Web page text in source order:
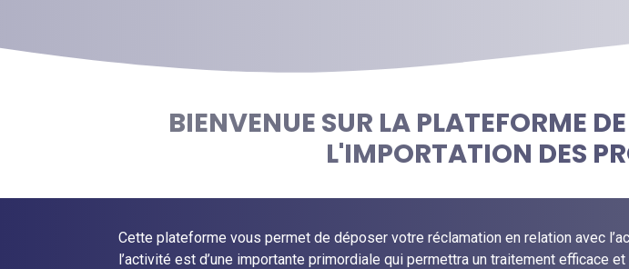
BIENVENUE SUR LA PLATEFORME
L'IMPORTATION DES
Cette plateforme vous permet de déposer votre réclamation en relation avec
l’activité est d’une importante primordiale qui permettra un traitement efficace